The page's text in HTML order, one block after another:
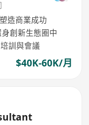
造商業成功
創新生態圈中
訓與會議
$40K-60K/月